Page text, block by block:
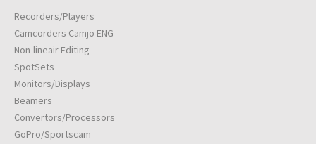
Recorders/Players
Camcorders Camjo ENG
Non-lineair Editing
SpotSets
Monitors/Displays
Beamers
Convertors/Processors
GoPro/Sportscam